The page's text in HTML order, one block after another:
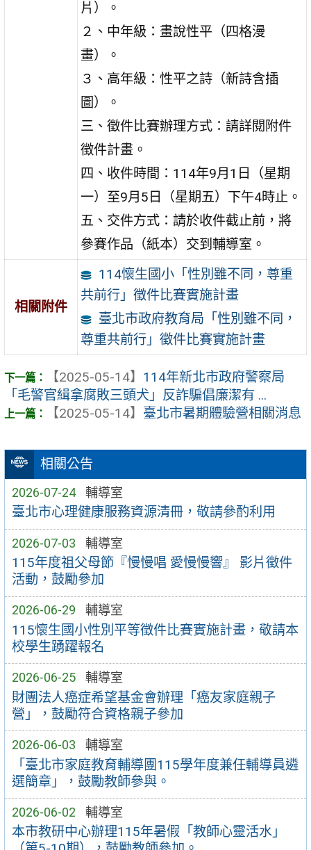
相關公告
2026-07-24 輔導室
臺北市心理健康服務資源清冊，敬請參酌利用
2026-07-03 輔導室
115年度祖父母節『慢慢唱 愛慢慢響』 影片徵件
活動，鼓勵參加
2026-06-29 輔導室
115懷生國小性別平等徵件比賽實施計畫，敬請本
校學生踴躍報名
2026-06-25 輔導室
財團法人癌症希望基金會辦理「癌友家庭親子
營」，鼓勵符合資格親子參加
2026-06-03 輔導室
「臺北市家庭教育輔導團115學年度兼任輔導員遴
選簡章」，鼓勵教師參與。
2026-06-02 輔導室
本市教研中心辦理115年暑假「教師心靈活水」
片）。
２、中年級：畫說性平（四格漫
畫）。
３、高年級：性平之詩（新詩含插
圖）。
三、徵件比賽辦理方式：請詳閱附件
徵件計畫。
四、收件時間：114年9月1日（星期
一）至9月5日（星期五）下午4時止。
五、交件方式：請於收件截止前，將
參賽作品（紙本）交到輔導室。
相關附件
114懷生國小「性別雖不同，尊重
共前行」徵件比賽實施計畫
臺北市政府教育局「性別雖不同，
尊重共前行」徵件比賽實施計畫
【2025-05-14】 114年新北市政府警察局
「毛警官緝拿腐敗三頭犬」反詐騙倡廉潔有 ...
【2025-05-14】 臺北市暑期體驗營相關消息